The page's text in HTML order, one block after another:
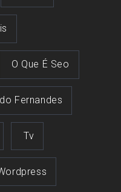
O Que É Seo
Fernandes
Tv